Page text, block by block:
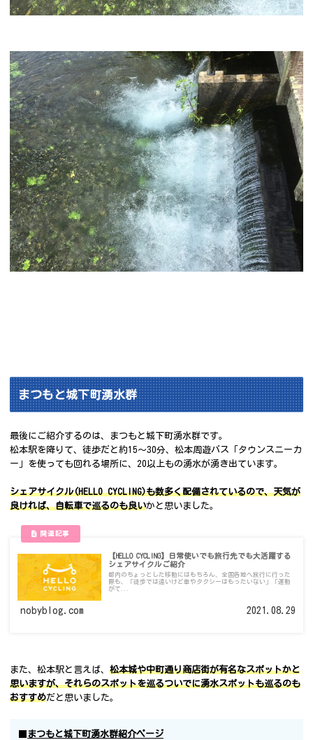
まつもと城下町湧水群
最後にご紹介するのは、まつもと城下町湧水群です。
松本駅を降りて、徒歩だと約15～30分、松本周遊バス「タウンスニーカ
ー」を使っても回れる場所に、20以上もの湧水が湧き出ています。
シェアサイクル(HELLO CYCLING)も数多く配備されているので、天気が
良ければ、自転車で巡るのも良いかと思いました。
【HELLO CYCLING】日常使いでも旅行先でも大活躍する
シェアサイクルご紹介
都内のちょっとした移動にはもちろん、全国各地へ旅行に行った
際も、「徒歩では遠いけど車やタクシーはもったいない」「運動
がて...
nobyblog.com 2021.08.29
また、松本駅と言えば、 松本城や中町通り商店街が有名なスポットかと
思いますが、それらのスポットを巡るついでに湧水スポットも巡るのも
おすすめだと思いました。
まつもと城下町湧水群紹介ページ